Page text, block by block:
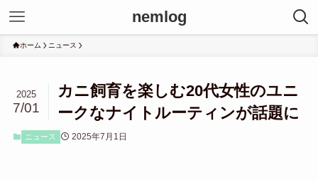
nemlog
ホーム ニュース
カニ飼育を楽しむ20代女性のユニ
ークなナイトルーティンが話題に
2025
7/01
ニュース 2025年7月1日